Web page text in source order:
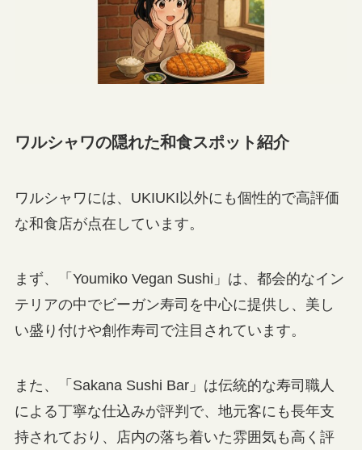
ワルシャワの隠れた和食スポット紹介
ワルシャワには、UKIUKI以外にも個性的で高評価
な和食店が点在しています。
まず、「Youmiko Vegan Sushi」は、都会的なイン
テリアの中でビーガン寿司を中心に提供し、美し
い盛り付けや創作寿司で注目されています。
また、「Sakana Sushi Bar」は伝統的な寿司職人
による丁寧な仕込みが評判で、地元客にも長年支
持されており、店内の落ち着いた雰囲気も高く評